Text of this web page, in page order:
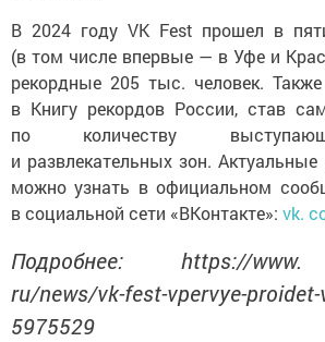
В 2024 году VK Fest прошел в
(в том числе впервые — в Уфе и
рекордные 205 тыс. человек.
в Книгу рекордов России, став
по количеству
и развлекательных зон.
можно узнать в официальном
в социальной сети «ВКонтакте»: vk.
Подробнее: https://
ru/news/vk-fest-vpervye-proidet-
5975529